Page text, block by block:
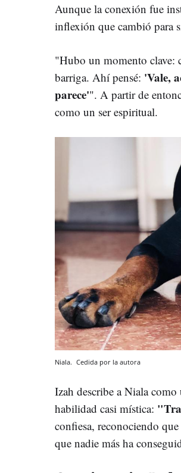
Aunque la conexión fue
inflexión que cambió para
"Hubo un momento clave:
barriga. Ahí pensé: 'Vale,
parece'". A partir de
como un ser espiritual.
Niala. Cedida por la autora
Izah describe a Niala como
habilidad casi mística:
confiesa, reconociendo
que nadie más ha